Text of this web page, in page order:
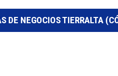
DE NEGOCIOS TIERRALTA